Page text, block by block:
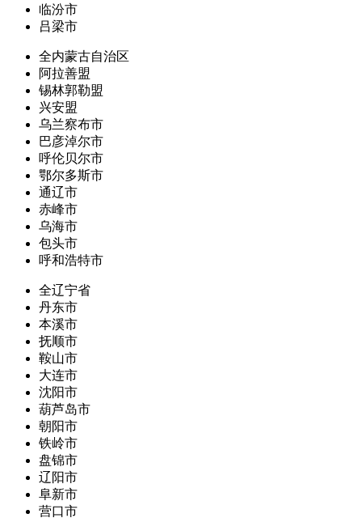
临汾市
吕梁市
全内蒙古自治区
阿拉善盟
锡林郭勒盟
兴安盟
乌兰察布市
巴彦淖尔市
呼伦贝尔市
鄂尔多斯市
通辽市
赤峰市
乌海市
包头市
呼和浩特市
全辽宁省
丹东市
本溪市
抚顺市
鞍山市
大连市
沈阳市
葫芦岛市
朝阳市
铁岭市
盘锦市
辽阳市
阜新市
营口市